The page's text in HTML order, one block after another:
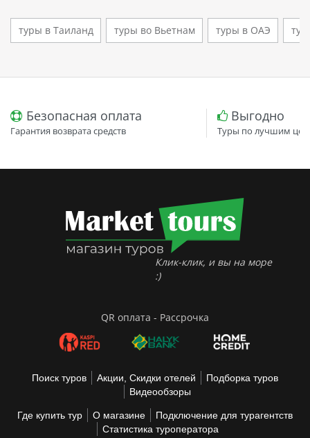
туры в Таиланд туры во Вьетнам туры в ОАЭ
Безопасная оплата
Гарантия возврата средств
Выгодно
Туры по лучшим
Клик-клик, и вы на море
:)
QR оплата - Рассрочка
Поиск туров Акции, Скидки отелей
Подборка туров
Видеообзоры
Где купить тур О магазине
Подключение для турагентств
Статистика туроператора